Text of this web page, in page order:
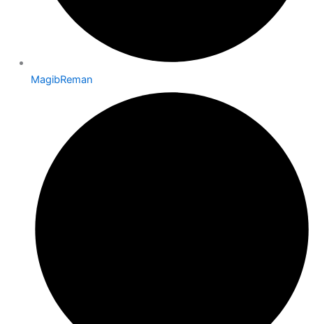
MagibReman